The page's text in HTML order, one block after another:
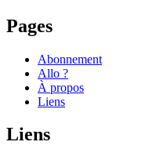
Pages
Abonnement
Allo ?
À propos
Liens
Liens